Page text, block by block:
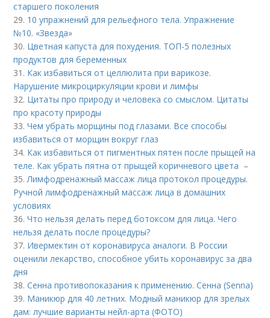
старшего поколения
29. 10 упражнений для рельефного тела. Упражнение
№10. «Звезда»
30. Цветная капуста для похудения. ТОП-5 полезных
продуктов для беременных
31. Как избавиться от целлюлита при варикозе.
Нарушение микроциркуляции крови и лимфы
32. Цитаты про природу и человека со смыслом. Цитаты
про красоту природы
33.Чем убрать морщины под глазами. Все способы
избавиться от морщин вокруг глаз
34. Как избавиться от пигментных пятен после прыщей на
теле. Как убрать пятна от прыщей коричневого цвета –
35.Лимфодренажный массаж лица протокол процедуры.
Ручной лимфодренажный массаж лица в домашних
условиях
36.Что нельзя делать перед ботоксом для лица. Чего
нельзя делать после процедуры?
37. Ивермектин от коронавируса аналоги. В России
оценили лекарство, способное убить коронавирус за два
дня
38.Сенна противопоказания к применению. Сенна (Senna)
39. Маникюр для 40 летних. Модный маникюр для зрелых
дам: лучшие варианты нейл-арта (ФОТО)